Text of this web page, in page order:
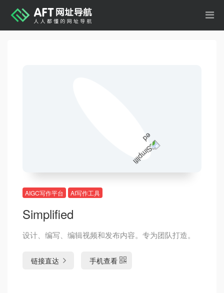
AIGC写作平台 AI写作工具
Simplified
设计、编写、编辑视频和发布内容。专为团队打造。
链接直达 手机查看